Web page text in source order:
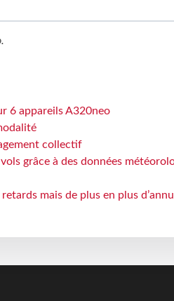
.
6 appareils A320neo
collectif
grâce à des données
mais de plus en plus